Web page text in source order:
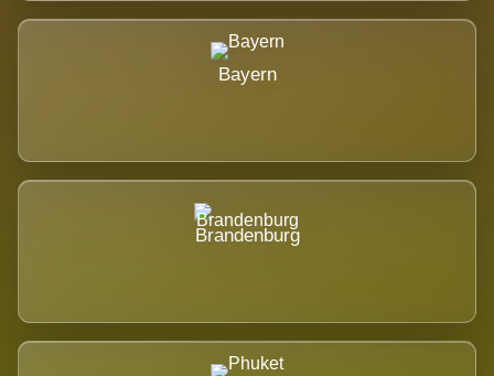
Bayern
Brandenburg